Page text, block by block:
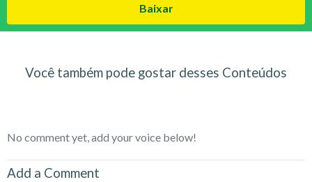
Baixar
Você também pode gostar desses Conteúdos
No comment yet, add your voice below!
Add a Comment